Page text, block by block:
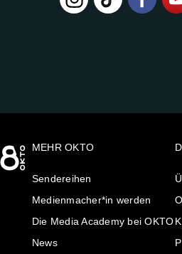
MEHR OKTO
Sendereihen
Medienmacher*in werden
Die Media Academy bei OKTO
News